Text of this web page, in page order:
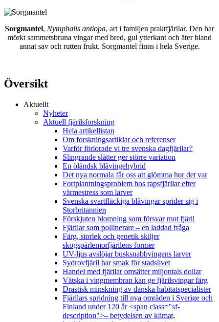
Sorgmantel, Nymphalis antiopa, art i familjen praktfjärilar. Den har
mörkt sammetsbruna vingar med bred, gul ytterkant och äter bland
annat sav och rutten frukt. Sorgmantel finns i hela Sverige.
Översikt
Aktuellt
Nyheter
Aktuell fjärilsforskning
Hela artikellistan
Om forskningsartiklar och referenser
Varför förlorade vi tre svenska dagfjärilar?
Slingrande slåtter ger större variation
En öländsk blåvingehybrid
Det nya normala får oss att glömma hur det var
Fortplantningsproblem hos rapsfjärilar efter
värmestress som larver
Svenska svartfläckiga blåvingar sprider sig i
Storbritannien
Förskjuten blomning som försvar mot fjäril
Fjärilar som pollinerare – en laddad fråga
Färg, storlek och genetik skiljer
skogspärlemorfjärilens former
UV-ljus avslöjar busksnabbvingens larver
Sydrovfjäril har smak för stadslivet
Handel med fjärilar omsätter miljontals dollar
Vätska i vingmembran kan ge fjärilsvingar färg
Drastisk minskning av danska habitatspecialister
Fjärilars spridning till nya områden i Sverige och
Finland under 120 år <span class="sf-
description">– betydelsen av klimat,